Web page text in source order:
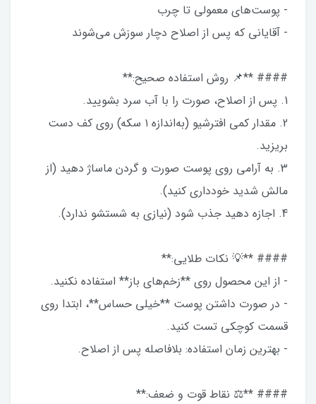
- پوست‌های معمولی تا چرب
- آقایانی که پس از اصلاح دچار سوزش می‌شوند
#### **📌 روش استفاده صحیح:**
1. پس از اصلاح، صورت را با آب سرد بشویید.
2. مقدار کمی افترشیو (به‌اندازه ۱ سکه) روی کف دست
بریزید.
3. به آرامی روی پوست صورت و گردن ماساژ دهید (از
مالش شدید خودداری کنید).
4. اجازه دهید جذب شود (نیازی به شستشو ندارد).
#### **💡 نکات طلایی:**
- از این محصول روی **زخم‌های باز** استفاده نکنید.
- در صورت داشتن پوست **خیلی حساس**، ابتدا روی
قسمت کوچکی تست کنید.
- بهترین زمان استفاده: بلافاصله پس از اصلاح.
#### **⚖️ نقاط قوت و ضعف:**